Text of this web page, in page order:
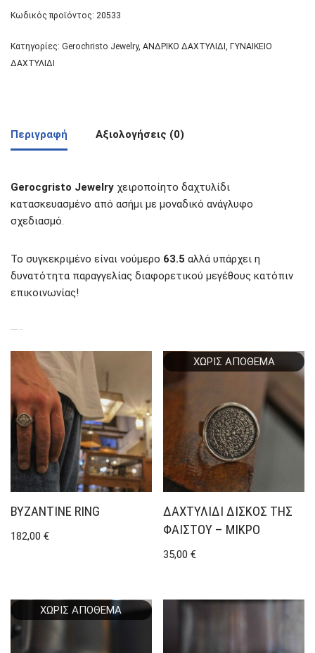
Κωδικός προϊόντος: 20533
Κατηγορίες: Gerochristo Jewelry, ΑΝΔΡΙΚΟ ΔΑΧΤΥΛΙΔΙ ΓΥΝΑΙΚΕΙΟ
ΔΑΧΤΥΛΙΔΙ
Περιγραφή Αξιολογήσεις (0)
Gerocgristo Jewelry χειροποίητο δαχτυλίδι
κατασκευασμένο από ασήμι με μοναδικό ανάγλυφο
σχεδιασμό.
Το συγκεκριμένο είναι νούμερο 63.5 αλλά υπάρχει η
δυνατότητα παραγγελίας διαφορετικού μεγέθους κατόπιν
επικοινωνίας!
BYZANTINE RING
182,00 €
ΧΩΡΊΣ ΑΠΌΘΕΜΑ
ΔΑΧΤΥΛΊΔΙ ΔΊΣΚΟΣ ΤΗΣ
ΦΑΙΣΤΟΎ – ΜΙΚΡΌ
35,00€
ΧΩΡΊΣ ΑΠΌΘΕΜΑ